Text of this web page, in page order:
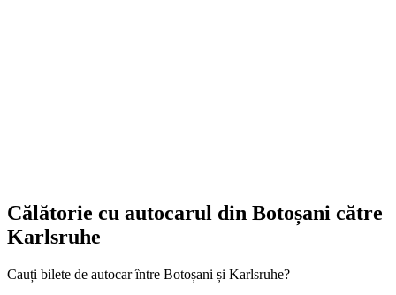
Călătorie cu autocarul din Botoșani către
Karlsruhe
Cauți bilete de autocar între Botoșani și Karlsruhe?